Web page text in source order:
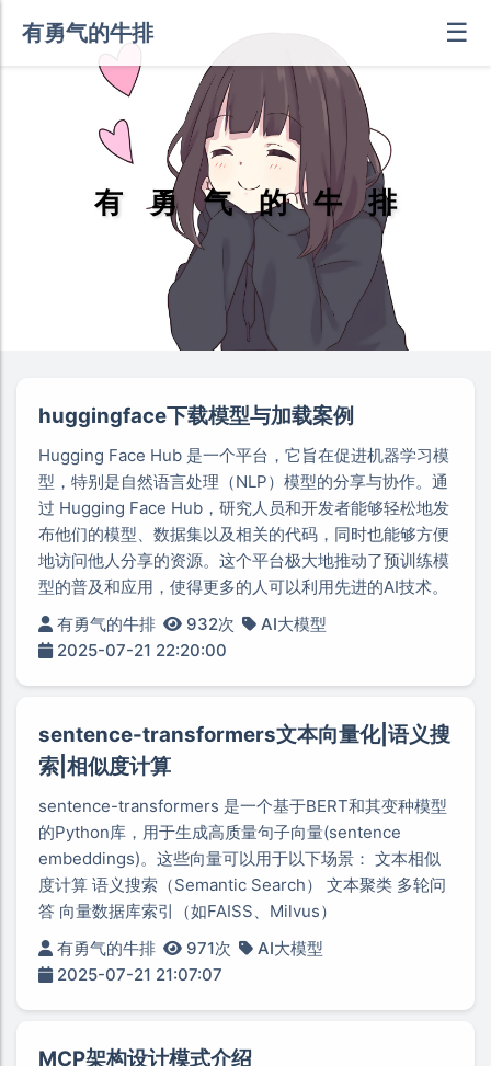
有勇气的牛排 ☰
有 勇 气 的 牛 排
huggingface下载模型与加载案例
Hugging Face Hub 是一个平台，它旨在促进机器学习模
型，特别是自然语言处理（NLP）模型的分享与协作。通
过 Hugging Face Hub，研究人员和开发者能够轻松地发
布他们的模型、数据集以及相关的代码，同时也能够方便
地访问他人分享的资源。这个平台极大地推动了预训练模
型的普及和应用，使得更多的人可以利用先进的AI技术。
有勇气的牛排
932次
AI大模型
2025-07-21 22:20:00
sentence-transformers文本向量化|语义搜
索|相似度计算
sentence-transformers 是一个基于BERT和其变种模型
的Python库，用于生成高质量句子向量(sentence
embeddings)。这些向量可以用于以下场景： 文本相似
度计算 语义搜索（Semantic Search） 文本聚类 多轮问
答 向量数据库索引（如FAISS、Milvus）
有勇气的牛排
971次
AI大模型
2025-07-21 21:07:07
MCP架构设计模式介绍